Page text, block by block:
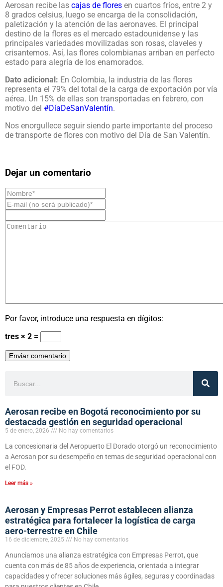
Aerosan recibe las cajas de flores en cuartos fríos, entre 2 y
8 grados celsius, luego se encarga de la consolidación,
paletización y la atención de las aeronaves. El principal
destino de la flores es el mercado estadounidense y las
principales variedades movilizadas son rosas, claveles y
crisantemos. Así, las flores colombianas arriban en perfecto
estado para alegría de los enamorados.
Dato adicional: En Colombia, la industria de las flores
representa el 79% del total de la carga de exportación por vía
aérea. Un 15% de ellas son transportadas en febrero, con
motivo del #DíaDeSanValentín.
Nos enorgullece seguir siendo parte importante del proceso
de transporte de flores con motivo del Día de San Valentín.
Dejar un comentario
Por favor, introduce una respuesta en dígitos:
tres × 2 =
Aerosan recibe en Bogotá reconocimiento por su
destacada gestión en seguridad operacional
5 de enero, 2026 No hay comentarios
La concesionaria del Aeropuerto El Dorado otorgó un reconocimiento
a Aerosan por su desempeño en temas de seguridad operacional con
el FOD.
Leer más »
Aerosan y Empresas Perrot establecen alianza
estratégica para fortalecer la logística de carga
aero-terrestre en Chile
16 de diciembre, 2025 No hay comentarios
Anunciamos una alianza estratégica con Empresas Perrot, que
cuenta con más de 85 años de experiencia, orientada a integrar
capacidades y ofrecer soluciones más ágiles, seguras y coordinadas